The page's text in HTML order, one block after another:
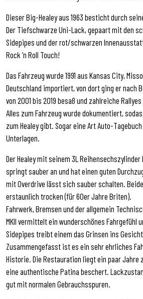
Dieser Big-Healey aus 1963 besticht durch
Der Tiefschwarze Uni-Lack, gepaart mit den
Sidepipes und der rot/schwarzen
Rock ‘n Roll Touch!
Das Fahrzeug wurde 1991 aus Kansas City,
Deutschland importiert, von dort ging er nach
von 2001 bis 2019 besaß und zahlreiche
Alles zum Fahrzeug wurde dokumentiert,
zum Healey gibt. Sogar eine Art Auto-
Unterlagen.
Der Healey mit seinem 3L
springt sauber an und hat einen guten
mit Overdrive lässt sich sauber schalten.
erstaunlich trocken (für 60er Jahre Briten).
Fahrwerk, Bremsen und der allgemein
MKII vermittelt ein wunderschönes Fahrgefühl
Sidepipes treibt einem das Grinsen ins
Zusammengefasst ist es ein sehr ehrliches
Historie. Die Restauration liegt ein paar Jahre
eine authentische Patina beschert.
gut mit normalen Gebrauchsspuren.